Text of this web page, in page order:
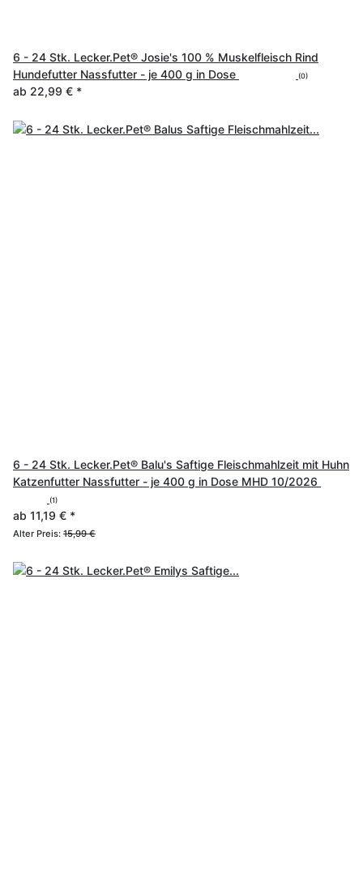
6 - 24 Stk. Lecker.Pet® Josie's 100 % Muskelfleisch Rind
Hundefutter Nassfutter - je 400 g in Dose
(0)
ab 22,99 € *
6 - 24 Stk. Lecker.Pet® Balu's Saftige Fleischmahlzeit mit Huhn
Katzenfutter Nassfutter - je 400 g in Dose MHD 10/2026
(1)
ab 11,19 € *
Alter Preis: 15,99 €